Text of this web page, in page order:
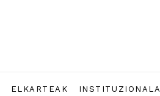
ELKARTEAK INSTITUZIONALA